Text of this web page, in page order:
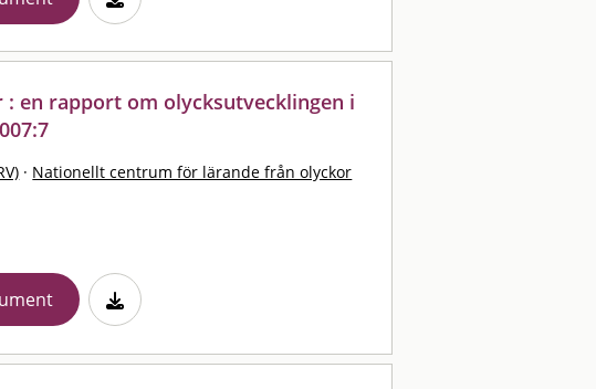
en rapport om olycksutvecklingen i
· Nationellt centrum för lärande från olyckor